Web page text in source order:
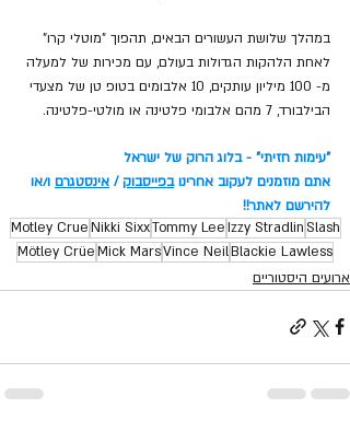
במהלך שלושת העשורים הבאים, תהפוך "מוטלי קרו"
לאחת הלהקות הגדולות בעולם, עם מכירות של למעלה
מ- 100 מיליון עותקים, 10 אלבומים בטופ טן של מצעדי
הבילבורד, 7 מהם אלבומי פלטינה או מולטי-פלטינה.
"עימות חזיתי" - בלוג הרוק של ישראל
אתם מוזמנים לעקוב אחרינו בפייסבוק / אינסטגרם ו/או
להירשם לאתר!!
Slash
Izzy Stradlin
Tommy Lee
Nikki Sixx
Motley Crue
Blackie Lawless
Vince Neil
Mick Mars
Mötley Crüe
ארועים היסטוריים